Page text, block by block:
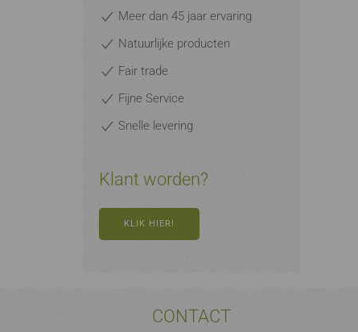
Meer dan 45 jaar ervaring
Natuurlijke producten
Fair trade
Fijne Service
Snelle levering
Klant worden?
KLIK HIER!
CONTACT